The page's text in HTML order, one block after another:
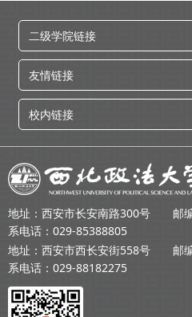
地址：西安市长安南路300号 邮
系电话：029-85388805
地址：西安市西长安街558号 邮
系电话：029-88182275